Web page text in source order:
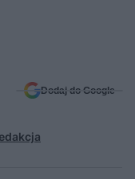
Dodaj do Google